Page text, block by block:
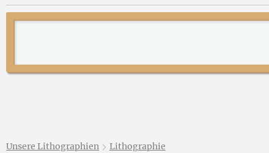
Unsere Lithographien Lithographie